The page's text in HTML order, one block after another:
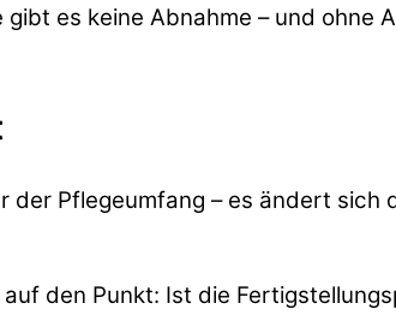
es keine Abnahme – und ohne
Pflegeumfang – es ändert sich
den Punkt: Ist die